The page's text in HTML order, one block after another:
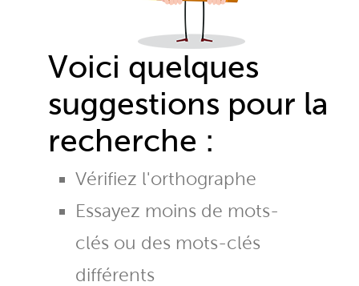
Voici quelques
suggestions pour la
recherche :
Vérifiez l'orthographe
Essayez moins de mots-
clés ou des mots-clés
différents